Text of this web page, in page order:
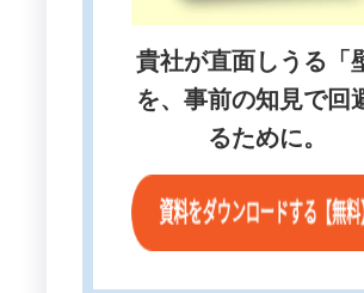
貴社が直面しうる「
を、事前の知見で回
るために。